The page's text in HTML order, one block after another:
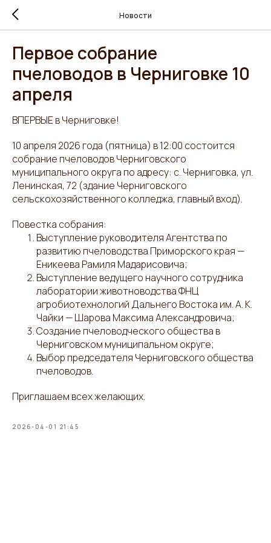
Новости
Первое собрание
пчеловодов в Черниговке 10
апреля
ВПЕРВЫЕ в Черниговке!
10 апреля 2026 года (пятница) в 12:00 состоится
собрание пчеловодов Черниговского
муниципального округа по адресу: с. Черниговка, ул.
Ленинская, 72 (здание Черниговского
сельскохозяйственного колледжа, главный вход).
Повестка собрания:
Выступление руководителя Агентства по
развитию пчеловодства Приморского края —
Еникеева Рамиля Мадарисовича;
Выступление ведущего научного сотрудника
лаборатории животноводства ФНЦ
агробиотехнологий Дальнего Востока им. А. К.
Чайки — Шарова Максима Александровича;
Создание пчеловодческого общества в
Черниговском муниципальном округе;
Выбор председателя Черниговского общества
пчеловодов.
Приглашаем всех желающих.
2026-04-01 21:45